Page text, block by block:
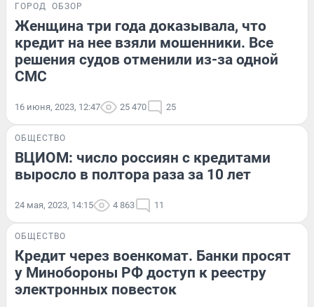
ГОРОД ОБЗОР
Женщина три года доказывала, что
кредит на нее взяли мошенники. Все
решения судов отменили из-за одной
СМС
16 июня, 2023, 12:47 25 470 25
ОБЩЕСТВО
ВЦИОМ: число россиян с кредитами
выросло в полтора раза за 10 лет
24 мая, 2023, 14:15 4 863 11
ОБЩЕСТВО
Кредит через военкомат. Банки просят
у Минобороны РФ доступ к реестру
электронных повесток